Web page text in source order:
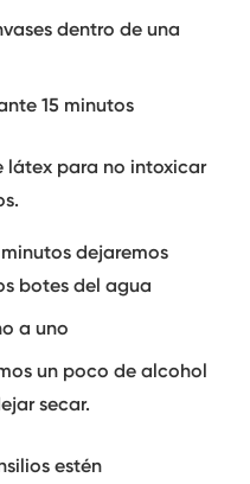
dentro de una
15 minutos
látex para no intoxicar
dejaremos
botes del agua
a uno
un poco de alcohol
secar.
estén